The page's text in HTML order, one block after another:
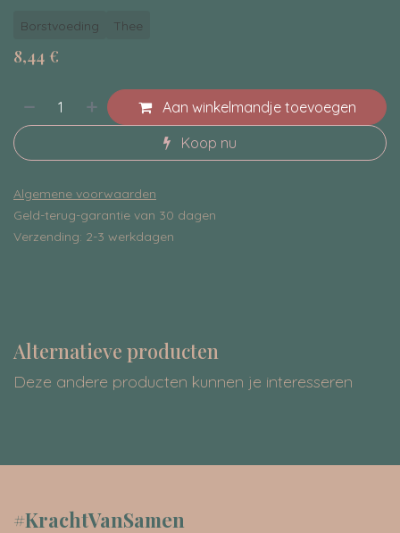
Borstvoeding Thee
8,44 €
Aan winkelmandje toevoegen
Koop nu
Algemene voorwaarden
Geld-terug-garantie van 30 dagen
Verzending: 2-3 werkdagen
Alternatieve producten
Deze andere producten kunnen je interesseren
#KrachtVanSamen